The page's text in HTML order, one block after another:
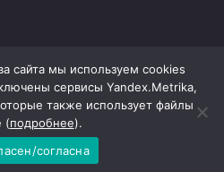
сайта мы используем cookies
сервисы Yandex.Metrika,
также использует файлы
(подробнее).
согласна